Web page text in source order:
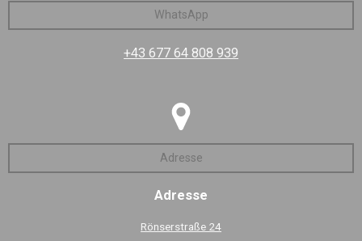
WhatsApp
+43 677 64 808 939
Adresse
Adresse
Rönserstraße 24